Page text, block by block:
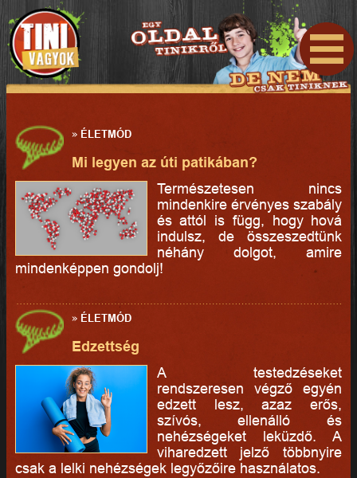
» ÉLETMÓD
Mi legyen az úti patikában?
Természetesen nincs
mindenkire érvényes szabály
és attól is függ, hogy hová
indulsz, de összeszedtünk
néhány dolgot, amire
mindenképpen gondolj!
» ÉLETMÓD
Edzettség
A testedzéseket
rendszeresen végző egyén
edzett lesz, azaz erős,
szívós, ellenálló és
nehézségeket leküzdő. A
viharedzett jelző többnyire
csak a lelki nehézségek legyőzőire használatos.